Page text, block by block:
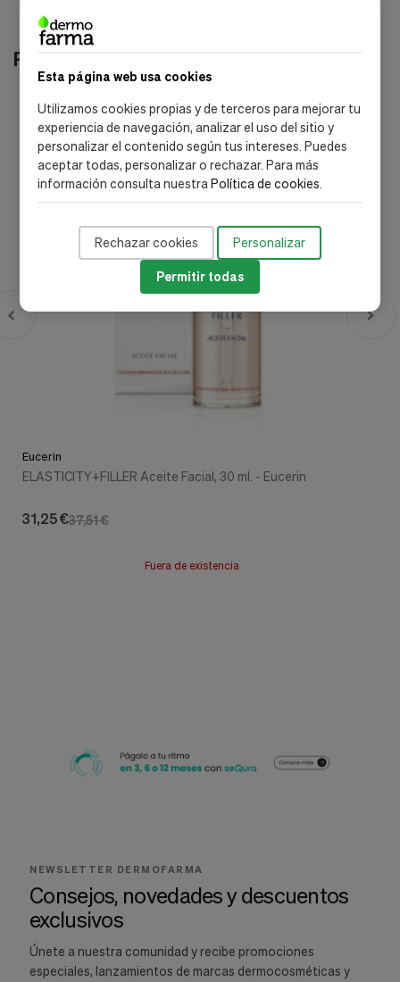
Esta página web usa cookies
Utilizamos cookies propias y de terceros para mejorar tu
experiencia de navegación, analizar el uso del sitio y
personalizar el contenido según tus intereses. Puedes
aceptar todas, personalizar o rechazar. Para más
información consulta nuestraPolítica de cookies.
Rechazar cookies Personalizar
Permitir todas
Productos relacionados
-17%
Eucerin
ELASTICITY+FILLER Aceite Facial, 30 ml. - Eucerin
37,51 €
31,25 €
Fuera de existencia
NEWSLETTER DERMOFARMA
Consejos, novedades y descuentos
exclusivos
Únete a nuestra comunidad y recibe promociones
especiales, lanzamientos de marcas dermocosméticas y